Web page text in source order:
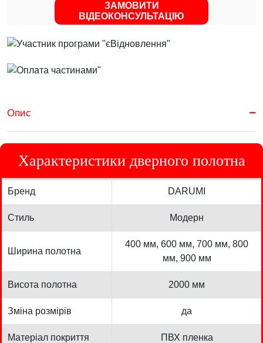
ЗАМОВИТИ
ВІДЕОКОНСУЛЬТАЦІЮ
Опис
Характеристики дверного полотна
Бренд DARUMI
Стиль Модерн
Ширина полотна
400 мм, 600 мм, 700 мм, 800
мм, 900 мм
Висота полотна 2000 мм
Зміна розмірів да
Матеріал покриття ПВХ пленка